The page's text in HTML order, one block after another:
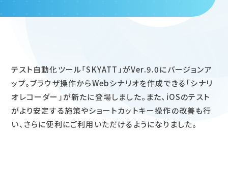
テスト自動化ツール「SKYATT」がVer.9.0にバージョンア
ップ。ブラウザ操作からWebシナリオを作成できる「シナリ
オレコーダー」が新たに登場しました。また、iOSのテスト
がより安定する施策やショートカットキー操作の改善も行
い、さらに便利にご利用いただけるようになりました。